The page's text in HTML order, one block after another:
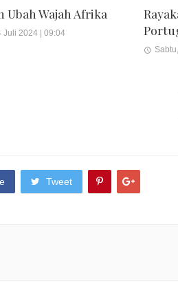
Ubah Wajah Afrika
Juli 2024 | 09:04
Tweet